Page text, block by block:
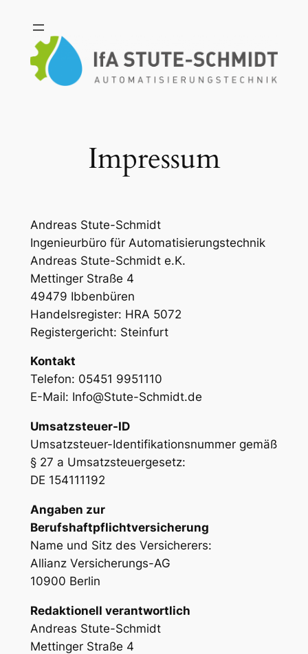
Inhalt
springen
Impressum
Andreas Stute-Schmidt
Ingenieurbüro für Automatisierungstechnik
Andreas Stute-Schmidt e.K.
Mettinger Straße 4
49479 Ibbenbüren
Handelsregister: HRA 5072
Registergericht: Steinfurt
Kontakt
Telefon: 05451 9951110
E-Mail: Info@Stute-Schmidt.de
Umsatzsteuer-ID
Umsatzsteuer-Identifikationsnummer gemäß
§ 27 a Umsatzsteuergesetz:
DE 154111192
Angaben zur
Berufshaftpflichtversicherung
Name und Sitz des Versicherers:
Allianz Versicherungs-AG
10900 Berlin
Redaktionell verantwortlich
Andreas Stute-Schmidt
Mettinger Straße 4